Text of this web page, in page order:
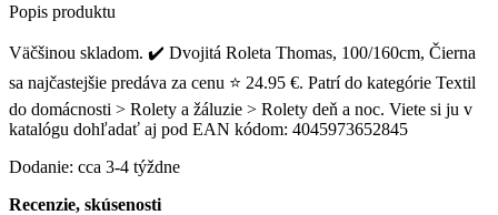
Popis produktu
Väčšinou skladom. ✔️ Dvojitá Roleta Thomas, 100/160cm, Čierna
sa najčastejšie predáva za cenu ⭐ 24.95 €. Patrí do kategórie Textil
do domácnosti > Rolety a žáluzie > Rolety deň a noc. Viete si ju v
katalógu dohľadať aj pod EAN kódom: 4045973652845
Dodanie: cca 3-4 týždne
Recenzie, skúsenosti